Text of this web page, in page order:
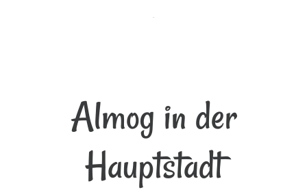
Almog in der
Hauptstadt